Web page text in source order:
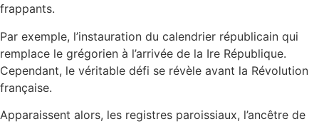
frappants.
Par exemple, l’instauration du calendrier républicain qui
remplace le grégorien à l’arrivée de la Ire République.
Cependant, le véritable défi se révèle avant la Révolution
française.
Apparaissent alors, les registres paroissiaux, l’ancêtre de